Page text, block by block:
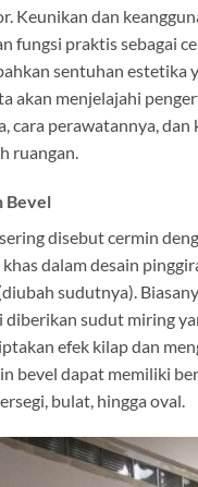
Keunikan dan
fungsi praktis sebagai
sentuhan estetika
akan menjelajahi
cara perawatannya, dan
ruangan.
Bevel
disebut cermin
dalam desain
sudutnya).
diberikan sudut miring
efek kilap dan
bevel dapat memiliki
bulat, hingga oval.